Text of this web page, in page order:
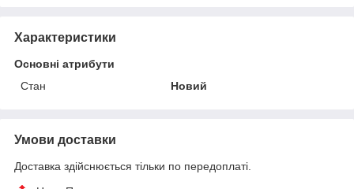
Характеристики
Основні атрибути
Стан
Новий
Умови доставки
Доставка здійснюється тільки по передоплаті.